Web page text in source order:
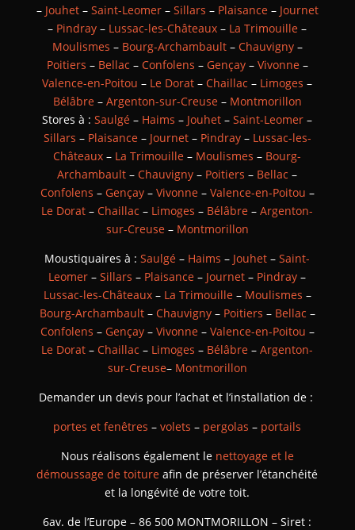
– Jouhet– Saint-Leomer– Sillars – Plaisance– Journet
– Pindray – Lussac-les-Châteaux – La Trimouille –
Moulismes – Bourg-Archambault– Chauvigny–
Poitiers – Bellac – Confolens – Gençay– Vivonne–
Valence-en-Poitou – Le Dorat –Chaillac – Limoges –
Bélâbre– Argenton-sur-Creuse– Montmorillon
Stores à :Saulgé – Haims – Jouhet –Saint-Leomer –
Sillars – Plaisance– Journet– Pindray– Lussac-les-
Châteaux – La Trimouille – Moulismes – Bourg-
Archambault –Chauvigny – Poitiers – Bellac –
Confolens – Gençay– Vivonne– Valence-en-Poitou –
Le Dorat –Chaillac – Limoges – Bélâbre –Argenton-
sur-Creuse– Montmorillon
Moustiquaires à :Saulgé – Haims – Jouhet –Saint-
Leomer –Sillars – Plaisance – Journet – Pindray –
Lussac-les-Châteaux– La Trimouille– Moulismes –
Bourg-Archambault– Chauvigny– Poitiers – Bellac –
Confolens – Gençay– Vivonne– Valence-en-Poitou –
Le Dorat –Chaillac – Limoges – Bélâbre –Argenton-
sur-Creuse– Montmorillon
Demander un devis pour l’achat et l’installation de :
portes et fenêtres –volets – pergolas – portails
Nous réalisons également le nettoyage et le
démoussage de toiture afin de préserver l’étanchéité
et la longévité de votre toit.
6av. de l’Europe – 86 500 MONTMORILLON – Siret :